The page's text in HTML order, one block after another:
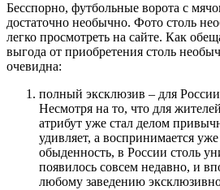
Бесспорно, футбольные ворота с
достаточно необычно. Фото столь
легко просмотреть на сайте. Как
выгода от приобретения столь
очевидна:
полный эксклюзив – для России
Несмотря на то, что для
атрибут уже стал делом
удивляет, а воспринимается
обыденность, в России столь
появилось совсем недавно, и
любому заведению